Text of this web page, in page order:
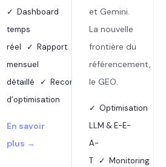
✓ Dashboard
temps
réel ✓ Rapport
mensuel
détaillé ✓ Recommandations
d’optimisation
En savoir
plus →
et Gemini.
La nouvelle
frontière du
référencement,
le GEO.
✓ Optimisation
LLM & E-E-
A-
T ✓ Monitoring